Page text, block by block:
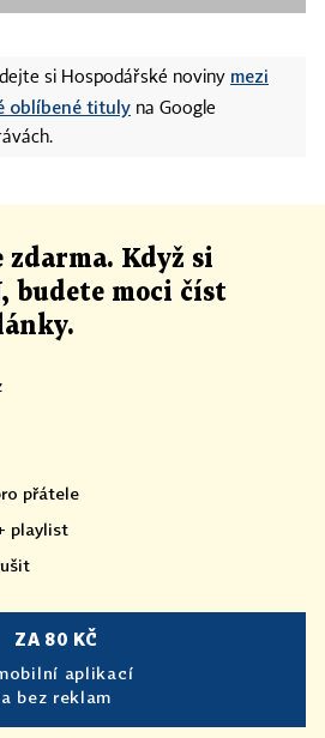
si Hospodářské noviny mezi
oblíbené tituly na Google
zdarma. Když si
budete moci číst
.
přátele
playlist
ZA 80 KČ
aplikací
a bez reklam